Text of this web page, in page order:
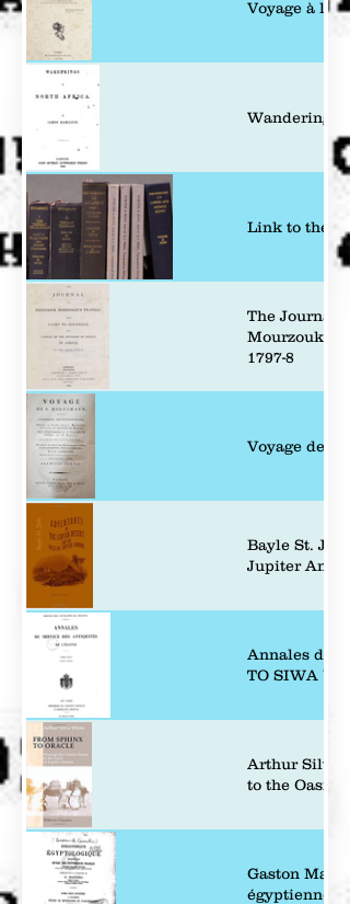
Voyage à
Wandering
Link to the 7
The Journal
Mourzouk,
1797-8
Voyage de
Bayle St.
Jupiter
Annales du
TO SIWA by
Arthur Silva
to the Oasis
Gaston
égyptiennes